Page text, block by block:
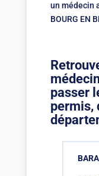
un médecin
BOURG EN
passer
permis,